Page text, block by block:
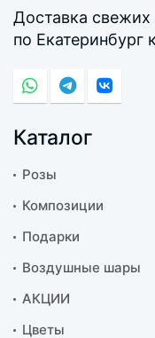
Доставка свежих
по Екатеринбург
Каталог
Розы
Композиции
Подарки
Воздушные шары
АКЦИИ
Цветы